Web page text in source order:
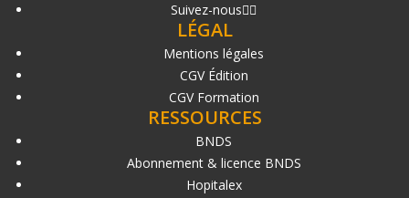
Suivez-nous
LÉGAL
Mentions légales
CGV Édition
CGV Formation
RESSOURCES
BNDS
Abonnement & licence BNDS
Hopitalex